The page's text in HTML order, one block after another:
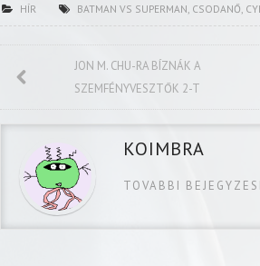
HÍR BATMAN VS SUPERMAN CSODANŐ
JON M. CHU-RA BÍZNÁK A
SZEMFÉNYVESZTŐK 2-T
KOIMBRA
TOVABBI